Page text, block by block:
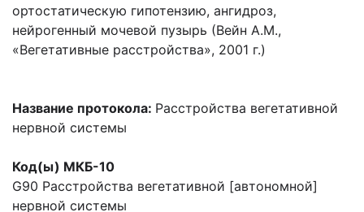
ортостатическую гипотензию, ангидроз,
нейрогенный мочевой пузырь (Вейн A.M.,
«Вегетативные расстройства», 2001 г.)
Название протокола: Расстройства вегетативной
нервной системы
Код(ы) МКБ-10
G90 Расстройства вегетативной [автономной]
нервной системы